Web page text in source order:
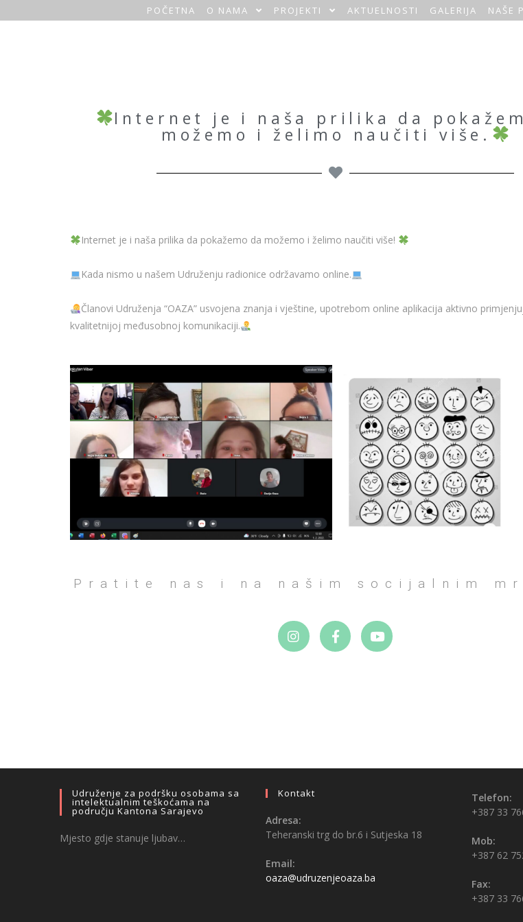
O
POČETNA O NAMA PROJEKTI AKTUELNOSTI GALERIJA NAŠE
Internet je i naša prilika da
možemo i želimo naučiti više.
Internet je i naša prilika da pokažemo da možemo i želimo naučiti više!
Kada nismo u našem Udruženju radionice održavamo online.
Članovi Udruženja “OAZA” usvojena znanja i vještine, upotrebom online aplikacija aktivno
kvalitetnijoj međusobnoj komunikaciji.
Pratite nas i na našim socijalnim
Udruženje za podršku osobama sa
intelektualnim teškoćama na
području Kantona Sarajevo
Mjesto gdje stanuje ljubav…
Kontakt
Adresa:
Teheranski trg do br.6 i Sutjeska 18
Email:
oaza@udruzenjeoaza.ba
Telefon:
+387 33
Mob:
+387 62
Fax:
+387 33